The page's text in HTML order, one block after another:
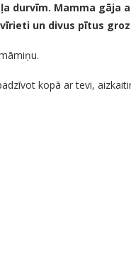
durvīm. Mamma gāja
un divus pītus
kopā ar tevi,